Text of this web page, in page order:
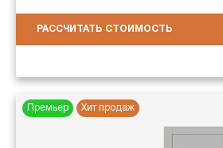
РАССЧИТАТЬ СТОИМОСТЬ
Премьер Хит продаж